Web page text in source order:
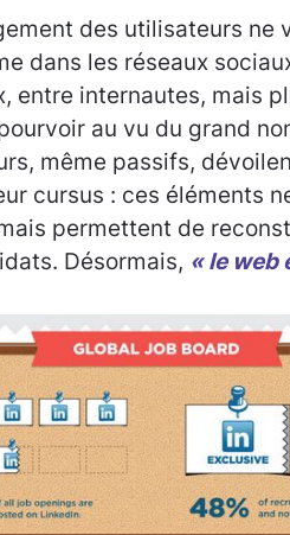
des utilisateurs ne
dans les réseaux
entre internautes, mais
au vu du grand
même passifs,
cursus : ces éléments
permettent de
Désormais, « le web